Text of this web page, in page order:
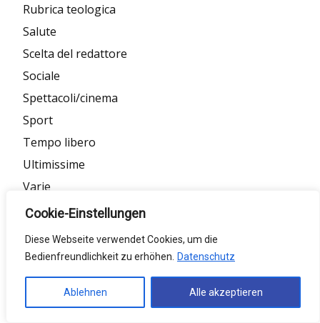
Cookie-Einstellungen
Diese Webseite verwendet Cookies, um die
Bedienfreundlichkeit zu erhöhen.
Datenschutz
Ablehnen Alle akzeptieren
Rubrica teologica
Salute
Scelta del redattore
Sociale
Spettacoli/cinema
Sport
Tempo libero
Ultimissime
Varie
Viaggi/turismo